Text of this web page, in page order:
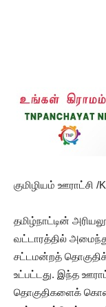
குமிழியம் ஊராட்சி /
தமிழ்நாட்டின்
வட்டாரத்தில்
சட்டமன்றத்
உட்பட்டது. இந்த
தொகுதிகளைக்